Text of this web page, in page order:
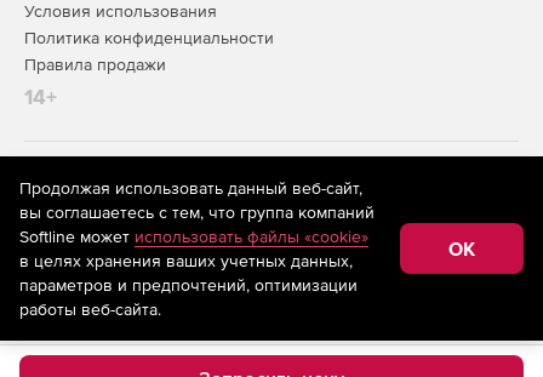
Условия использования
Политика конфиденциальности
Правила продажи
14+
На информационном ресурсе store.softline.ru применяются
рекомендательные технологии
(информационные технологии
предоставления информации на основе сбора,
систематизации и анализа сведений, относящихся к
предпочтениям пользователей сети «Интернет»,
находящихся на территории Российской Федерации)
Продолжая использовать данный веб-сайт,
вы соглашаетесь с тем, что группа компаний
Softline может использовать файлы «cookie»
в целях хранения ваших учетных данных,
параметров и предпочтений, оптимизации
работы веб-сайта.
OK